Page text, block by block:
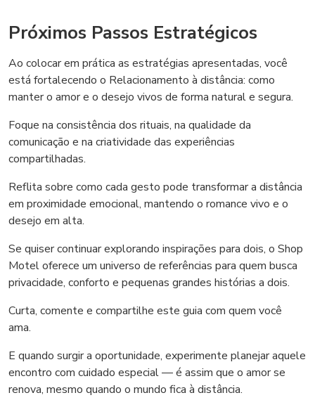
Próximos Passos Estratégicos
Ao colocar em prática as estratégias apresentadas, você
está fortalecendo o Relacionamento à distância: como
manter o amor e o desejo vivos de forma natural e segura.
Foque na consistência dos rituais, na qualidade da
comunicação e na criatividade das experiências
compartilhadas.
Reflita sobre como cada gesto pode transformar a distância
em proximidade emocional, mantendo o romance vivo e o
desejo em alta.
Se quiser continuar explorando inspirações para dois, o Shop
Motel oferece um universo de referências para quem busca
privacidade, conforto e pequenas grandes histórias a dois.
Curta, comente e compartilhe este guia com quem você
ama.
E quando surgir a oportunidade, experimente planejar aquele
encontro com cuidado especial — é assim que o amor se
renova, mesmo quando o mundo fica à distância.